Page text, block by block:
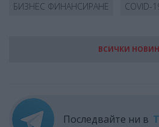
БИЗНЕС ФИНАНСИРАНЕ COVID-
ВСИЧКИ
Последвайте ни в